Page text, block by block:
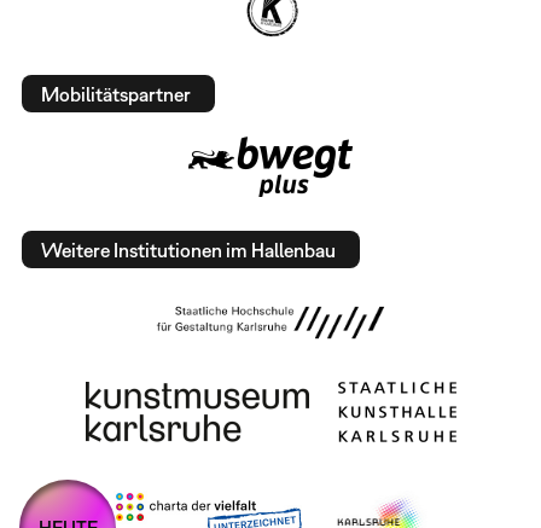
Mobilitätspartner
Weitere Institutionen im Hallenbau